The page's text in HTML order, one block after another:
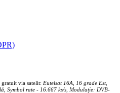
via satelit: Eutelsat 16A, 16 grade Est,
lă, Symbol rate - 16.667 ks/s, Modulație: DVB-